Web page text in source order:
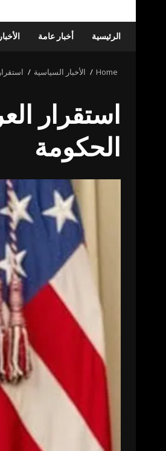
الرئيسية أخبار عامة
Home الأخبار السياسية
استقرار
الحكومة